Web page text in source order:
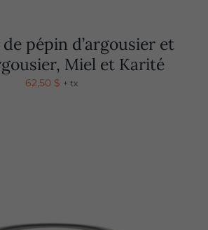
pépin d’argousier et
Miel et Karité
62,50 $ + tx